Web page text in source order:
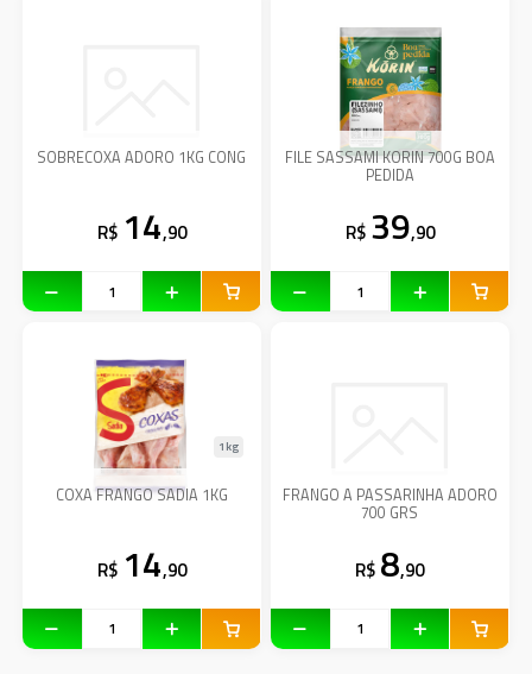
SOBRECOXA ADORO 1KG CONG
R$ 14,90
FILE SASSAMI KORIN 700G BOA
PEDIDA
R$ 39,90
COXA FRANGO SADIA 1KG
1kg
R$ 14,90
FRANGO A PASSARINHA ADORO
700 GRS
R$ 8,90